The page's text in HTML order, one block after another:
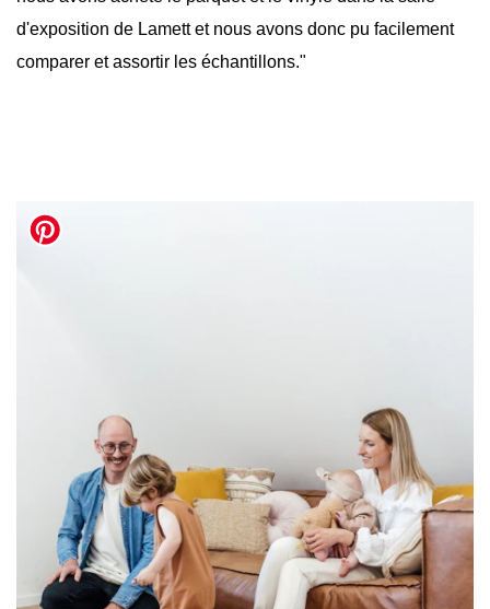
d'exposition de Lamett et nous avons donc pu facilement
comparer et assortir les échantillons."